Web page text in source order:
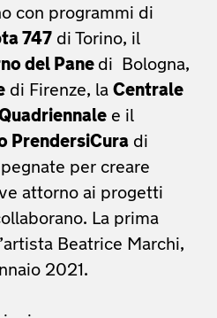
con programmi di
747 di Torino, il
del Pane di Bologna,
di Firenze, la Centrale
e il
PrendersiCura di
per creare
attorno ai progetti
La prima
Beatrice Marchi,
2021.